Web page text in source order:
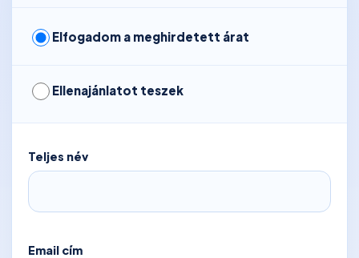
Elfogadom a meghirdetett árat
Ellenajánlatot teszek
Teljes név
Email cím